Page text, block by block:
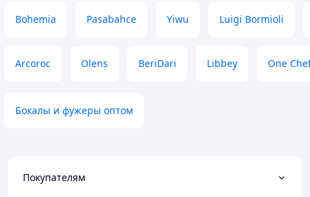
Bohemia Pasabahce Yiwu Luigi Bormioli
Arcoroc Olens BeriDari Libbey One
Бокалы и фужеры оптом
Покупателям